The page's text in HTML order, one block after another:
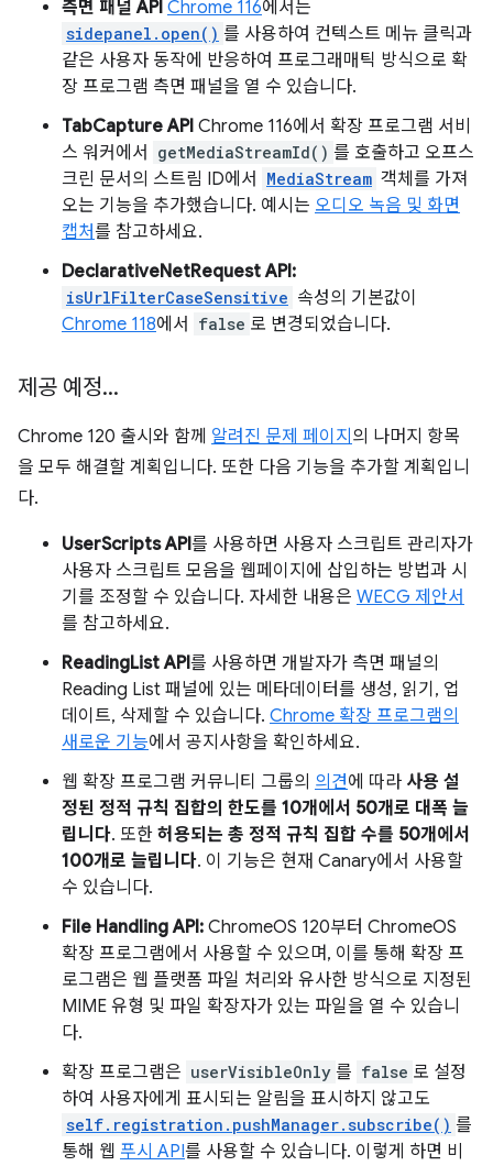
측면 패널 API Chrome 116에서는
sidepanel.open() 를 사용하여 컨텍스트 메뉴 클릭과
같은 사용자 동작에 반응하여 프로그래매틱 방식으로 확
장 프로그램 측면 패널을 열 수 있습니다.
TabCapture API Chrome 116에서 확장 프로그램 서비
스 워커에서
getMediaStreamId() 를 호출하고 오프스
크린 문서의 스트림 ID에서
MediaStream 객체를 가져
오는 기능을 추가했습니다. 예시는 오디오 녹음 및 화면
캡처를 참고하세요.
DeclarativeNetRequest API:
isUrlFilterCaseSensitive 속성의 기본값이
Chrome 118에서 false 로 변경되었습니다.
제공 예정...
Chrome 120 출시와 함께 알려진 문제 페이지 의 나머지 항목
을 모두 해결할 계획입니다. 또한 다음 기능을 추가할 계획입니
다.
UserScripts API를 사용하면 사용자 스크립트 관리자가
사용자 스크립트 모음을 웹페이지에 삽입하는 방법과 시
기를 조정할 수 있습니다. 자세한 내용은 WECG 제안서
를 참고하세요.
ReadingList API를 사용하면 개발자가 측면 패널의
Reading List 패널에 있는 메타데이터를 생성, 읽기, 업
데이트, 삭제할 수 있습니다. Chrome 확장 프로그램의
새로운 기능에서 공지사항을 확인하세요.
웹 확장 프로그램 커뮤니티 그룹의 의견에 따라 사용 설
정된 정적 규칙 집합의 한도를 10개에서 50개로 대폭 늘
립니다. 또한 허용되는 총 정적 규칙 집합 수를 50개에서
100개로 늘립니다. 이 기능은 현재 Canary에서 사용할
수 있습니다.
File Handling API: ChromeOS 120부터 ChromeOS
확장 프로그램에서 사용할 수 있으며, 이를 통해 확장 프
로그램은 웹 플랫폼 파일 처리와 유사한 방식으로 지정된
MIME 유형 및 파일 확장자가 있는 파일을 열 수 있습니
다.
확장 프로그램은 userVisibleOnly 를 false 로 설정
하여 사용자에게 표시되는 알림을 표시하지 않고도
self.registration.pushManager.subscribe() 를
통해 웹 푸시 API를 사용할 수 있습니다. 이렇게 하면 비